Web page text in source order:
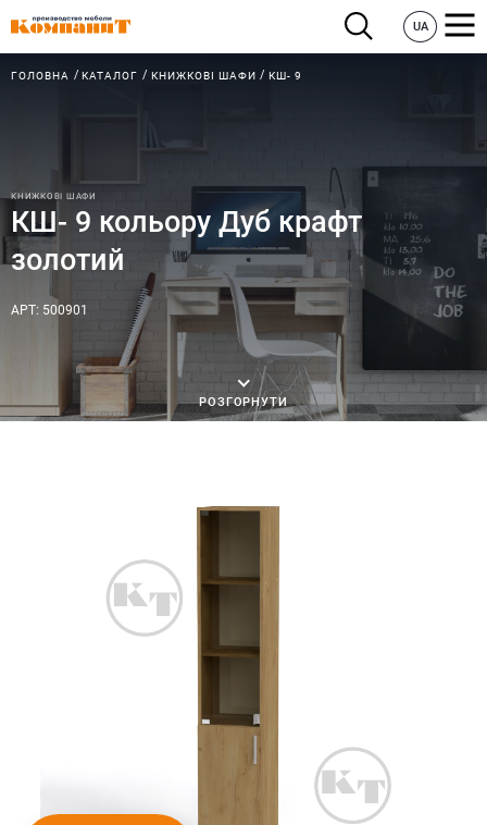
UA
ГОЛОВНА КАТАЛОГ КНИЖКОВІ ШАФИ КШ- 9
КНИЖКОВІ ШАФИ
КШ- 9 кольору Дуб крафт
золотий
АРТ: 500901
РОЗГОРНУТИ